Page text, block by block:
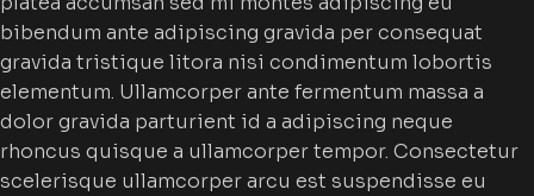
bibendum ante adipiscing gravida per consequat
gravida tristique litora nisi condimentum lobortis
elementum. Ullamcorper ante fermentum massa a
dolor gravida parturient id a adipiscing neque
rhoncus quisque a ullamcorper tempor. Consectetur
scelerisque ullamcorper arcu est suspendisse eu